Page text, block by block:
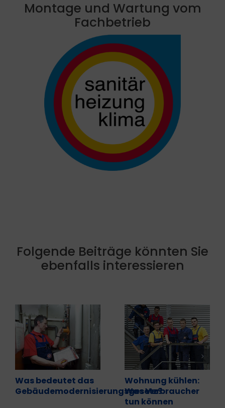
Montage und Wartung vom
Fachbetrieb
Folgende Beiträge könnten Sie
ebenfalls interessieren
Was bedeutet das
Gebäudemodernisierungsgesetz?
Wohnung kühlen:
Was Verbraucher
tun können